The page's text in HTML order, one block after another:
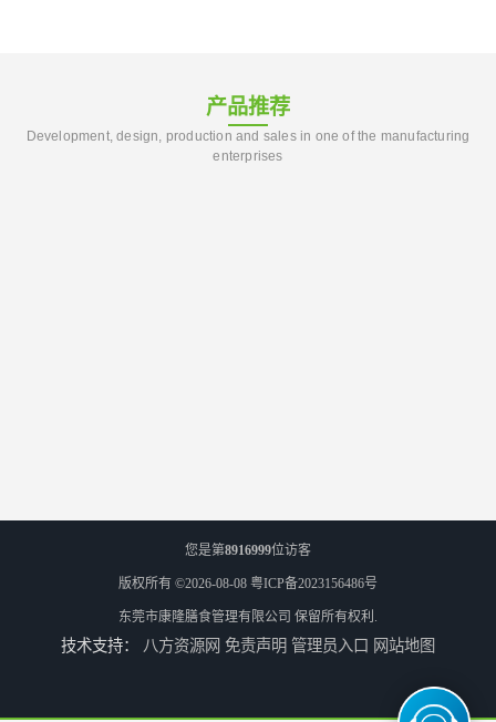
产品推荐
Development, design, production and sales in one of the manufacturing
enterprises
您是第8916999位访客
版权所有 ©2026-08-08 粤ICP备2023156486号
东莞市康隆膳食管理有限公司 保留所有权利.
技术支持： 八方资源网 免责声明 管理员入口 网站地图